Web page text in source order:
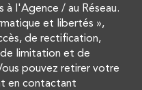
à l'Agence / au Réseau.
et libertés »,
de rectification,
limitation et de
pouvez retirer votre
en contactant